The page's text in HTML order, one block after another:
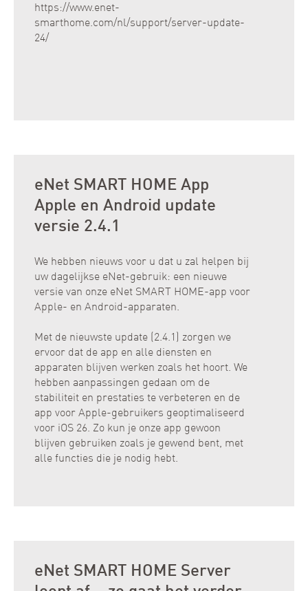
https://www.enet-
smarthome.com/nl/support/server-update-
24/
eNet SMART HOME App
Apple en Android update
versie 2.4.1
We hebben nieuws voor u dat u zal helpen bij
uw dagelijkse eNet-gebruik: een nieuwe
versie van onze eNet SMART HOME-app voor
Apple- en Android-apparaten.
Met de nieuwste update (2.4.1) zorgen we
ervoor dat de app en alle diensten en
apparaten blijven werken zoals het hoort. We
hebben aanpassingen gedaan om de
stabiliteit en prestaties te verbeteren en de
app voor Apple-gebruikers geoptimaliseerd
voor iOS 26. Zo kun je onze app gewoon
blijven gebruiken zoals je gewend bent, met
alle functies die je nodig hebt.
eNet SMART HOME Server